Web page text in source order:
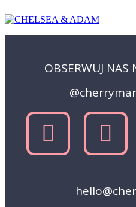
OBSERWUJ NAS